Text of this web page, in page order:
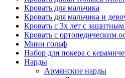
Кровать для мальчика
Кровать для мальчика и
Кровать с 3х лет с
Кровать с ортопедическим
Мини гольф
Набор для покера с
Нарды
Армянские нарды